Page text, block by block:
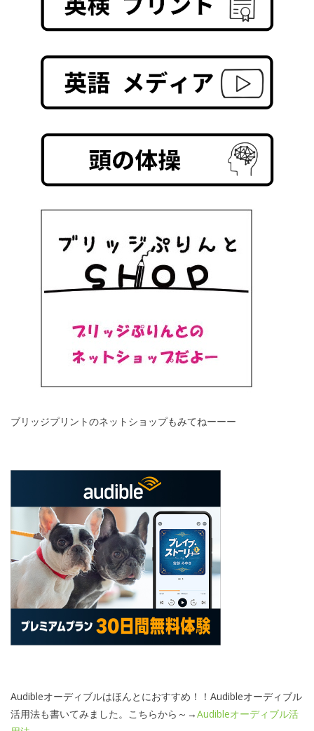
ブリッジプリントのネットショップもみてねーーー
Audibleオーディブルはほんとにおすすめ！！Audibleオーディブル
活用法も書いてみました。こちらから～→Audibleオーディブル活